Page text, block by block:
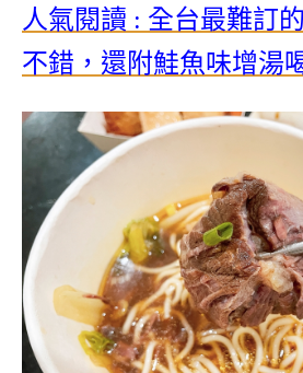
人氣閱讀 : 全台最難訂
不錯，還附鮭魚味增湯